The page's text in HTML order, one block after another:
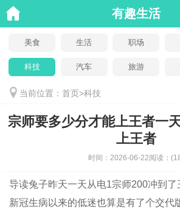
有趣生活
美食 生活 职场
科技 汽车 旅游
当前位置： 首页>科技
宗师要多少分才能上王者一
上王者
时间： 2026-06-22阅读：
导读兔子昨天一天从电1宗师200冲到了
新冠生病以来的低迷也算是有了个交代